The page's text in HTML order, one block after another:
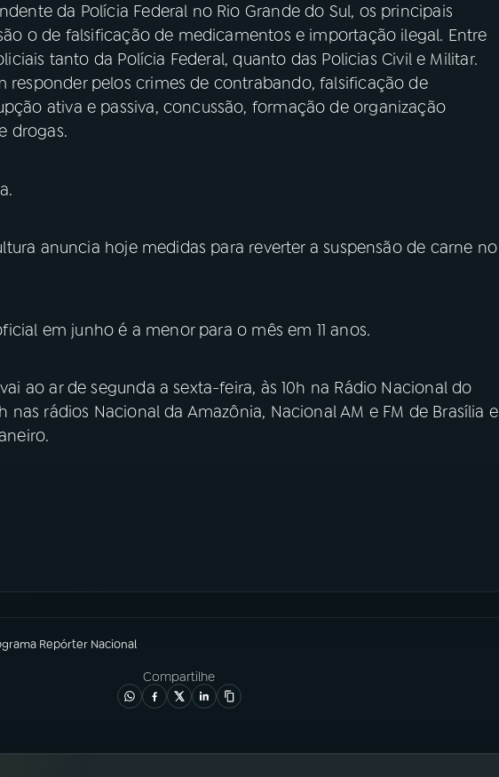
da Polícia Federal no Rio Grande do Sul, os principais
o de falsificação de medicamentos e importação ilegal. Entre
tanto da Polícia Federal, quanto das Policias Civil e Militar.
responder pelos crimes de contrabando, falsificação de
ativa e passiva, concussão, formação de organização
drogas.
anuncia hoje medidas para reverter a suspensão de carne no
em junho é a menor para o mês em 11 anos.
ao ar de segunda a sexta-feira, às 10h na Rádio Nacional do
nas rádios Nacional da Amazônia, Nacional AM e FM de Brasília e
Repórter Nacional
Compartilhe